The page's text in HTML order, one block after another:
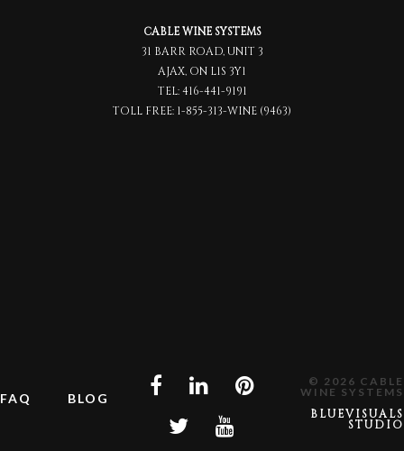
CABLE WINE SYSTEMS
31 BARR ROAD, UNIT 3
AJAX, ON L1S 3Y1
TEL:416-441-9191
TOLL FREE: 1-855-313-WINE (9463)
FAQ BLOG
© 2026 CABLE
WINE SYSTEMS
BLUEVISUALS
STUDIO